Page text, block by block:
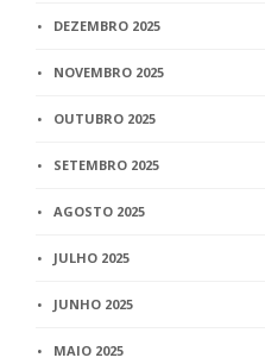
DEZEMBRO 2025
NOVEMBRO 2025
OUTUBRO 2025
SETEMBRO 2025
AGOSTO 2025
JULHO 2025
JUNHO 2025
MAIO 2025